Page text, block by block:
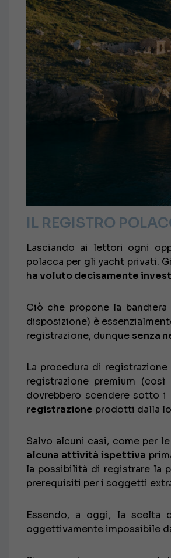
IL REGISTRO
Lasciando ai lettori ogni
polacca per gli yacht privati.
ha voluto decisamente
Ciò che propone la
disposizione) è
registrazione, dunque senza
La procedura di
registrazione premium
dovrebbero scendere sotto
registrazione prodotti dalla
Salvo alcuni casi, come per
alcuna attività ispettiva
la possibilità di registrare la
prerequisiti per i soggetti
Essendo, a oggi, la scelta
oggettivamente impossibile